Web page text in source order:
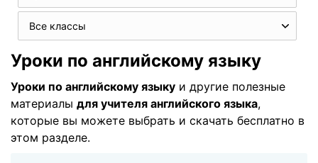
Все классы
Уроки по английскому языку
Уроки по английскому языку и другие полезные
материалы для учителя английского языка,
которые вы можете выбрать и скачать бесплатно в
этом разделе.